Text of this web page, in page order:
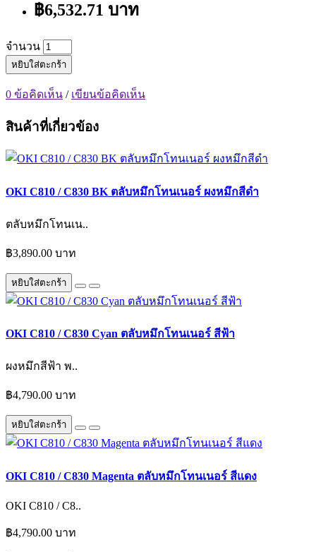
฿6,532.71 บาท
จำนวน
หยิบใส่ตะกร้า
0 ข้อคิดเห็น / เขียนข้อคิดเห็น
สินค้าที่เกี่ยวข้อง
OKI C810 / C830 BK ตลับหมึกโทนเนอร์ ผงหมึกสีดำ
ตลับหมึกโทนเน..
฿3,890.00 บาท
หยิบใส่ตะกร้า
OKI C810 / C830 Cyan ตลับหมึกโทนเนอร์ สีฟ้า
ผงหมึกสีฟ้า พ..
฿4,790.00 บาท
หยิบใส่ตะกร้า
OKI C810 / C830 Magenta ตลับหมึกโทนเนอร์ สีแดง
OKI C810 / C8..
฿4,790.00 บาท